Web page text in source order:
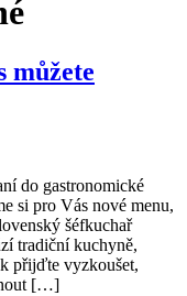
můžete
do gastronomické
si pro Vás nové menu,
šéfkuchař
tradiční kuchyně,
přijďte vyzkoušet,
[…]